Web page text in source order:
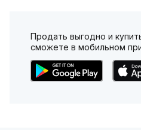
Продать выгодно и
сможете в мобильном